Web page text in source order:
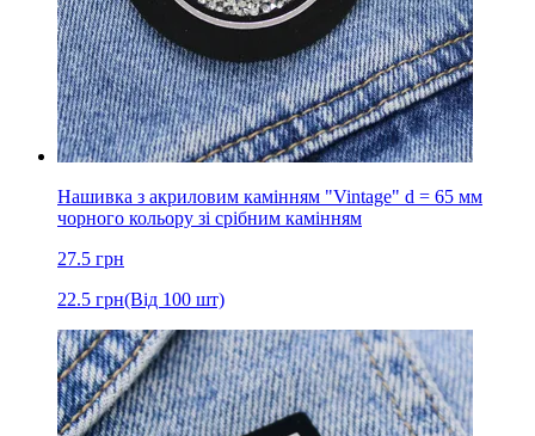
Нашивка з акриловим камінням "Vintage" d = 65 мм
чорного кольору зі срібним камінням
27.5 грн
22.5 грн(Від 100 шт)